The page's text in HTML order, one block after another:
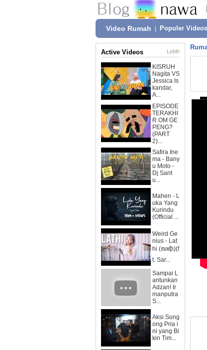
Video Rumah Populer Videos
Active Videos Lebih
KISRUH
Nagita VS
Jessica Is
kandar,
A...
EPISODE
TERAKHI
R OM GE
PENG?
(PART
2)...
Safira Ine
ma - Bany
u Moto -
Dj Sant
u...
Mahen - L
uka Yang
Kurindu
(Official ...
Weird Ge
nius - Lat
hi (ꦭꦛꦶ)(f
t. Sar...
Sampai L
antunkan
Adzan! Ir
manputra
S...
Aksi Song
ong Pria i
ni yang Bi
kin Tim...